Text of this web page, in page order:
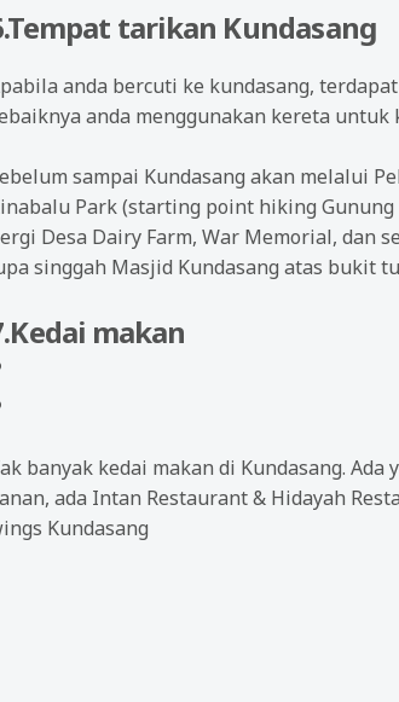
tarikan Kundasang
anda bercuti ke kundasang,
anda menggunakan kereta untuk
sampai Kundasang akan melalui
Park (starting point hiking
Desa Dairy Farm, War Memorial, dan
singgah Masjid Kundasang atas bukit
makan
banyak kedai makan di Kundasang.
ada Intan Restaurant & Hidayah
Kundasang